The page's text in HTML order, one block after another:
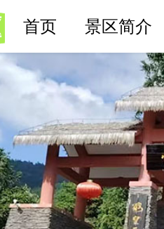
首页 景区简介